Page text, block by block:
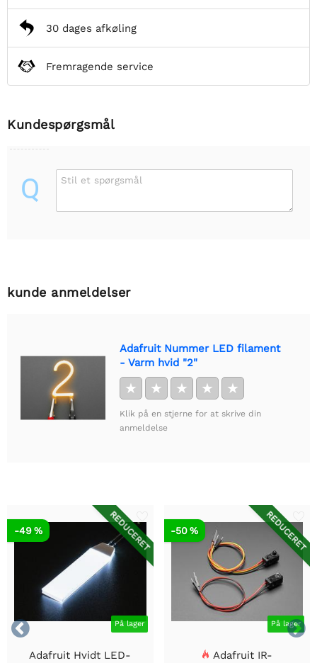
30 dages afkøling
Fremragende service
Kundespørgsmål
Q Stil et spørgsmål
kunde anmeldelser
Adafruit Nummer LED filament
- Varm hvid "2"
★ ★ ★ ★ ★
Klik på en stjerne for at skrive din
anmeldelse


REDUCERET
På lager
-49 %
Adafruit Hvidt LED-
REDUCERET
På lager
-50 %
Adafruit IR-